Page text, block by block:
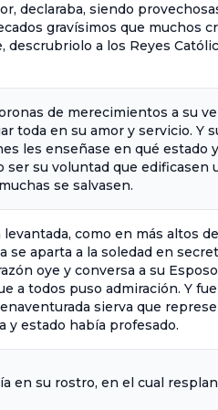
declaraba, siendo
gravísimos que muchos
descrubriolo a los Reyes
de merecimientos a su
toda en su amor y servicio. Y
les enseñase en qué estado
ser su voluntad que edificasen
se salvasen.
como en más altos
se aparta a la soledad en
oye y conversa a su
a todos puso admiración. Y
sierva que
y estado había profesado.
en su rostro, en el cual